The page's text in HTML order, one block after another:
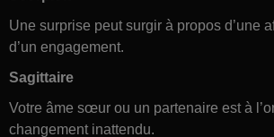
Une surprise peut surgir à propos d’une
d’un engagement.
Sagittaire
Votre âme sœur ou un partenaire est à
changement inattendu.